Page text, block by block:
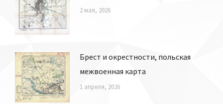
2 мая, 2026
Брест и окрестности, польская
межвоенная карта
1 апреля, 2026